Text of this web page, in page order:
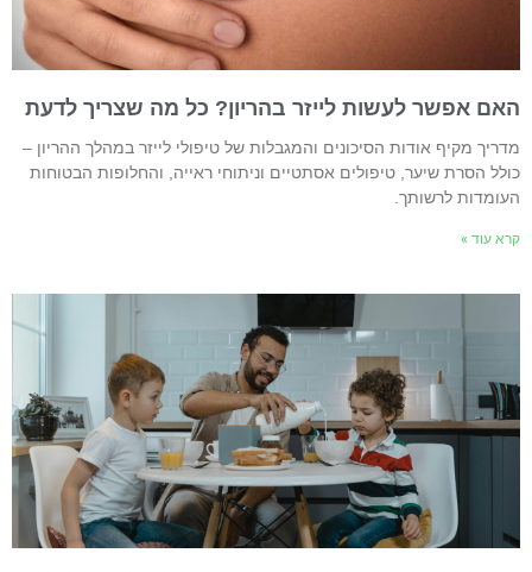
אפשר לעשות לייזר בהריון? כל מה שצריך לדעת
מקיף אודות הסיכונים והמגבלות של טיפולי לייזר במהלך ההריון –
הסרת שיער, טיפולים אסתטיים וניתוחי ראייה, והחלופות הבטוחות
לרשותך.
עוד »